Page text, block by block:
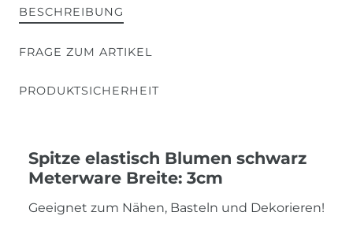
BESCHREIBUNG
FRAGE ZUM ARTIKEL
PRODUKTSICHERHEIT
Spitze elastisch Blumen schwarz
Meterware Breite: 3cm
Geeignet zum Nähen, Basteln und Dekorieren!